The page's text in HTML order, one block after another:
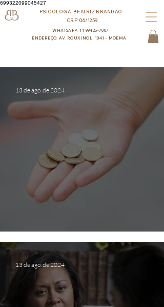
699322099045427
PSICÓLOGA BEATRIZ BRANDÃO
CRP:06/1259
ENDEREÇO: AV. ROUXINOL, 1041 - MOEMA
WHATSAPP: 11 99425-7007
Quanto custa o Psicólogo?
13 de ago. de 2024
13 de ago. de 2024